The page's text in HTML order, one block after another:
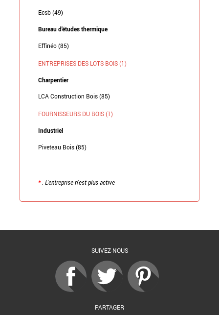
Ecsb (49)
Bureau d'études thermique
Effinéo (85)
ENTREPRISES DES LOTS BOIS (1)
Charpentier
LCA Construction Bois (85)
FOURNISSEURS DU BOIS (1)
Industriel
Piveteau Bois (85)
*: L'entreprise n'est plus active
SUIVEZ-NOUS
PARTAGER